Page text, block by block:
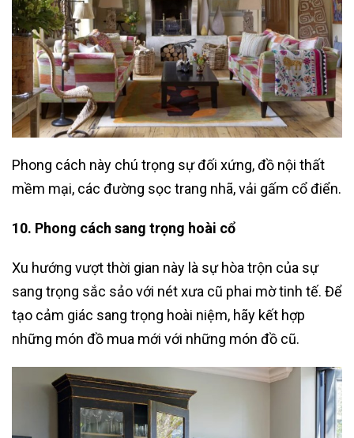
Phong cách này chú trọng sự đối xứng, đồ nội thất
mềm mại, các đường sọc trang nhã, vải gấm cổ điển.
10. Phong cách sang trọng hoài cổ
Xu hướng vượt thời gian này là sự hòa trộn của sự
sang trọng sắc sảo với nét xưa cũ phai mờ tinh tế. Để
tạo cảm giác sang trọng hoài niệm, hãy kết hợp
những món đồ mua mới với những món đồ cũ.